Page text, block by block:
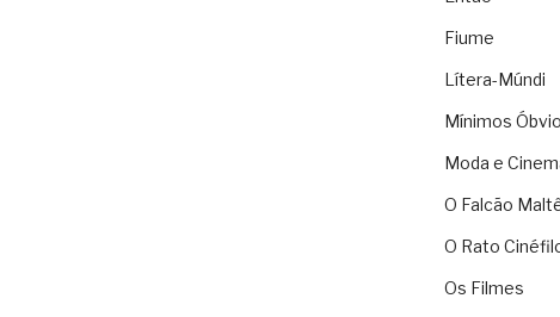
Fiume
Lítera-Múndi
Mínimos
Moda e
O Falcão
O Rato
Os Filmes